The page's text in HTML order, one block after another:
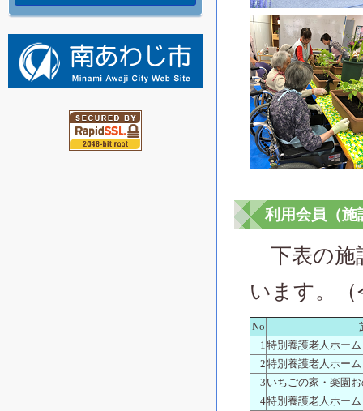
利用会員（施
下表の施
います。
No
1特別養護老人ホー
2特別養護老人ホー
3 いちごの家・楽園
4特別養護老人ホー